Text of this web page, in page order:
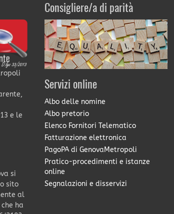
e le
si
sito
al
ha
Consigliere/a di parità
Servizi online
Albo delle nomine
Albo pretorio
Elenco Fornitori Telematico
Fatturazione elettronica
PagoPA di GenovaMetropoli
Pratico-procedimenti e istanze
online
Segnalazioni e disservizi